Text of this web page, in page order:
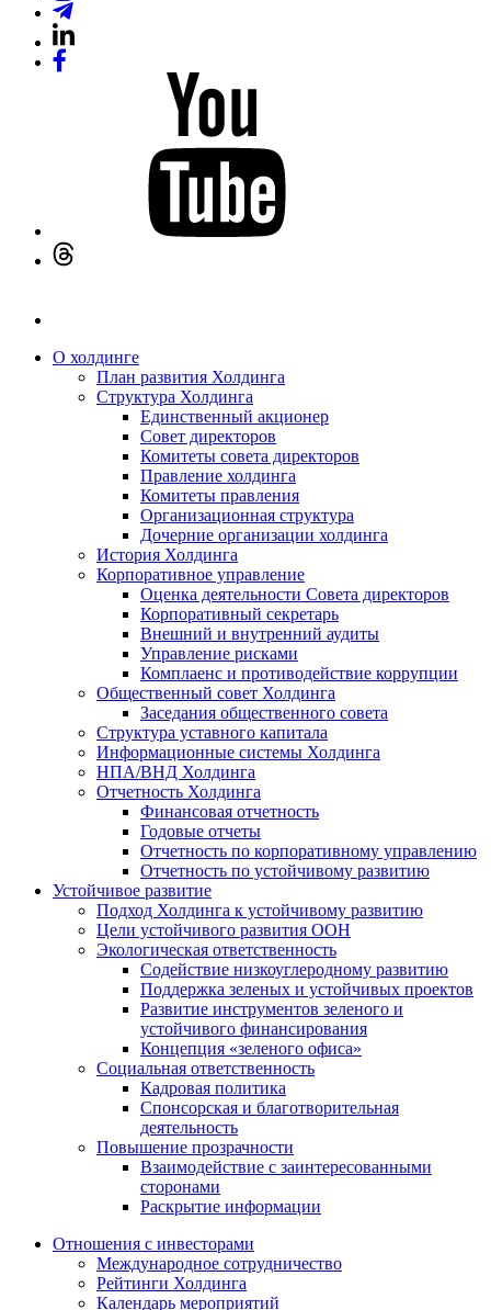
О холдинге
План развития Холдинга
Структура Холдинга
Единственный акционер
Совет директоров
Комитеты совета директоров
Правление холдинга
Комитеты правления
Организационная структура
Дочерние организации холдинга
История Холдинга
Корпоративное управление
Оценка деятельности Совета директоров
Корпоративный секретарь
Внешний и внутренний аудиты
Управление рисками
Комплаенс и противодействие коррупции
Общественный совет Холдинга
Заседания общественного совета
Структура уставного капитала
Информационные системы Холдинга
НПА/ВНД Холдинга
Отчетность Холдинга
Финансовая отчетность
Годовые отчеты
Отчетность по корпоративному управлению
Отчетность по устойчивому развитию
Устойчивое развитие
Подход Холдинга к устойчивому развитию
Цели устойчивого развития ООН
Экологическая ответственность
Содействие низкоуглеродному развитию
Поддержка зеленых и устойчивых проектов
Развитие инструментов зеленого и
устойчивого финансирования
Концепция «зеленого офиса»
Социальная ответственность
Кадровая политика
Спонсорская и благотворительная
деятельность
Повышение прозрачности
Взаимодействие с заинтересованными
сторонами
Раскрытие информации
Отношения с инвесторами
Международное сотрудничество
Рейтинги Холдинга
Календарь мероприятий